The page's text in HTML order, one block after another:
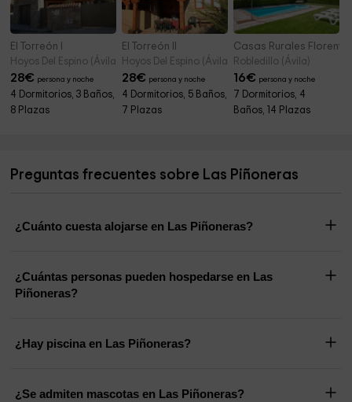
El Torreón I
Hoyos Del Espino (Ávila)
28€ persona y noche
4 Dormitorios, 3 Baños,
8 Plazas
El Torreón II
Hoyos Del Espino (Ávila)
28€ persona y noche
4 Dormitorios, 5 Baños,
7 Plazas
Casas Rurales
Robledillo (Ávila)
16€ persona y noche
7 Dormitorios, 4
Baños, 14 Plazas
Preguntas frecuentes sobre Las Piñoneras
¿Cuánto cuesta alojarse en Las Piñoneras?
¿Cuántas personas pueden hospedarse en Las
Piñoneras?
¿Hay piscina en Las Piñoneras?
¿Se admiten mascotas en Las Piñoneras?